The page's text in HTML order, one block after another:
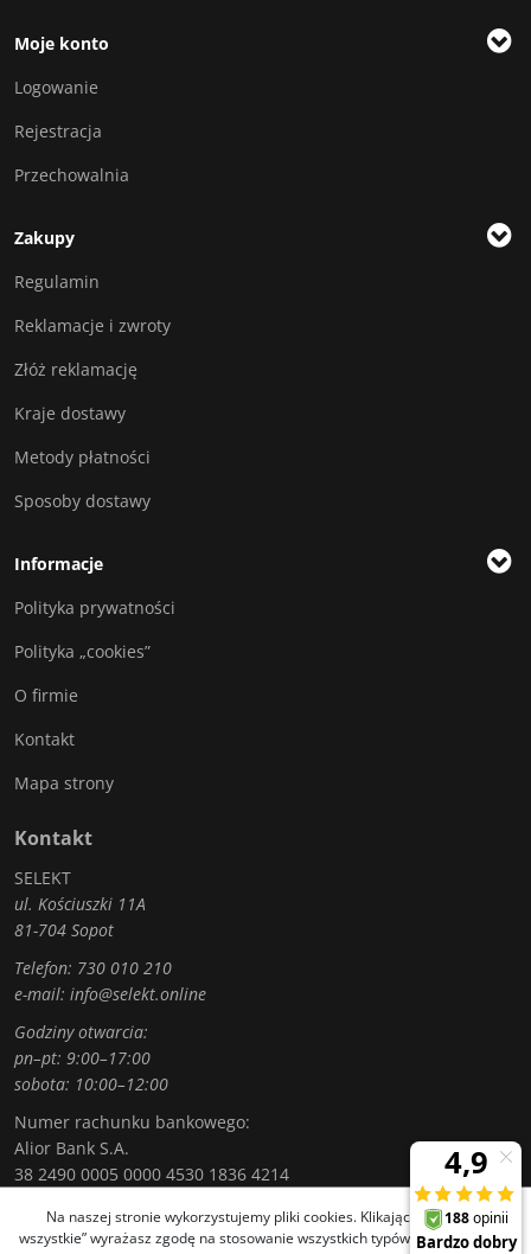
Moje konto
Logowanie
Rejestracja
Przechowalnia
Zakupy
Regulamin
Reklamacje i zwroty
Złóż reklamację
Kraje dostawy
Metody płatności
Sposoby dostawy
Informacje
Polityka prywatności
Polityka „cookies”
O firmie
Kontakt
Mapa strony
Kontakt
SELEKT
ul. Kościuszki 11A
81-704 Sopot
Telefon: 730 010 210
e-mail: info@selekt.online
Godziny otwarcia:
pn–pt: 9:00–17:00
sobota: 10:00–12:00
Numer rachunku bankowego:
Alior Bank S.A.
38 2490 0005 0000 4530 1836 4214
Na naszej stronie wykorzystujemy pliki cookies. Klikając „Akceptuję
wszystkie” wyrażasz zgodę na stosowanie wszystkich typów plików cookies,